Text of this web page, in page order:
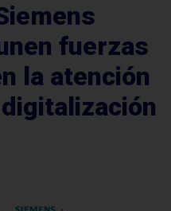
fuerzas
la atención